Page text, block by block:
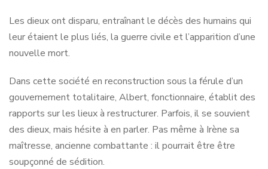
Les dieux ont disparu, entraînant le décès des humains qui
leur étaient le plus liés, la guerre civile et l’apparition d’une
nouvelle mort.
Dans cette société en reconstruction sous la férule d’un
gouvernement totalitaire, Albert, fonctionnaire, établit des
rapports sur les lieux à restructurer. Parfois, il se souvient
des dieux, mais hésite à en parler. Pas même à Irène sa
maîtresse, ancienne combattante : il pourrait être être
soupçonné de sédition.